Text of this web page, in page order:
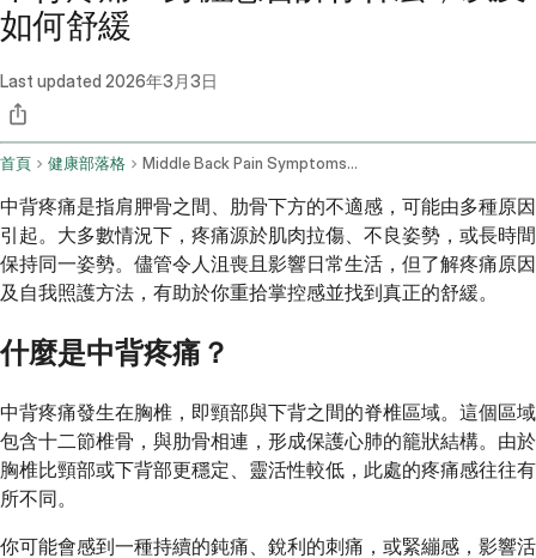
如何舒緩
Last updated 2026年3月3日
首頁 健康部落格 Middle Back Pain Symptoms And Management
中背疼痛是指肩胛骨之間、肋骨下方的不適感，可能由多種原因
引起。大多數情況下，疼痛源於肌肉拉傷、不良姿勢，或長時間
保持同一姿勢。儘管令人沮喪且影響日常生活，但了解疼痛原因
及自我照護方法，有助於你重拾掌控感並找到真正的舒緩。
什麼是中背疼痛？
中背疼痛發生在胸椎，即頸部與下背之間的脊椎區域。這個區域
包含十二節椎骨，與肋骨相連，形成保護心肺的籠狀結構。由於
胸椎比頸部或下背部更穩定、靈活性較低，此處的疼痛感往往有
所不同。
你可能會感到一種持續的鈍痛、銳利的刺痛，或緊繃感，影響活